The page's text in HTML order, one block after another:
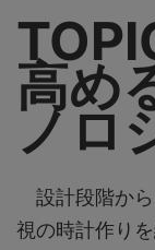
高め
ノロ
設計段階から
視の時計作り